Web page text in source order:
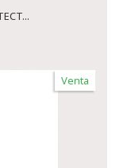
Venta